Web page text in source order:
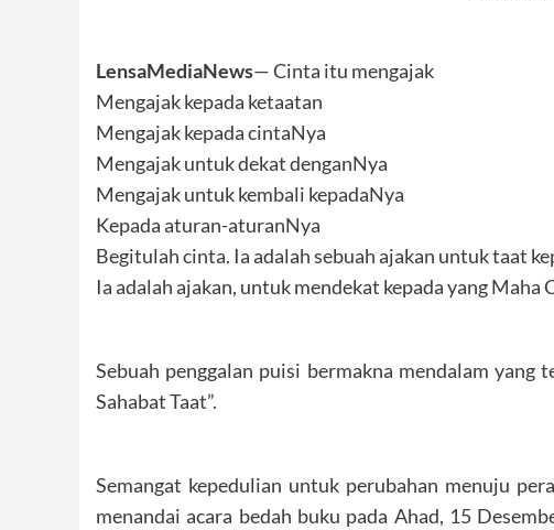
LensaMediaNews— Cinta itu mengajak
Mengajak kepada ketaatan
Mengajak kepada cintaNya
Mengajak untuk dekat denganNya
Mengajak untuk kembali kepadaNya
Kepada aturan-aturanNya
Begitulah cinta. Ia adalah sebuah ajakan untuk taat
Ia adalah ajakan, untuk mendekat kepada yang Maha
Sebuah penggalan puisi bermakna mendalam yang
Sahabat Taat”.
Semangat kepedulian untuk perubahan menuju
menandai acara bedah buku pada Ahad, 15